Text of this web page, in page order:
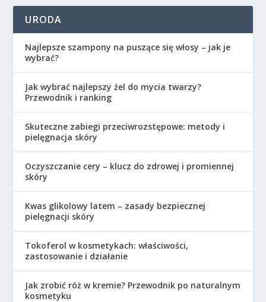
URODA
Najlepsze szampony na puszące się włosy – jak je
wybrać?
Jak wybrać najlepszy żel do mycia twarzy?
Przewodnik i ranking
Skuteczne zabiegi przeciwrozstępowe: metody i
pielęgnacja skóry
Oczyszczanie cery – klucz do zdrowej i promiennej
skóry
Kwas glikolowy latem – zasady bezpiecznej
pielęgnacji skóry
Tokoferol w kosmetykach: właściwości,
zastosowanie i działanie
Jak zrobić róż w kremie? Przewodnik po naturalnym
kosmetyku